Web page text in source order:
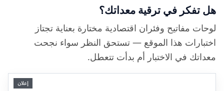
هل تفكر في ترقية معداتك؟
لوحات مفاتيح وفئران اقتصادية مختارة بعناية تجتاز
اختبارات هذا الموقع — تستحق النظر سواء نجحت
معداتك في الاختبار أم بدأت تتعطل.
إعلان